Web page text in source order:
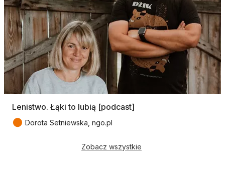
Lenistwo. Łąki to lubią [podcast]
● Dorota Setniewska, ngo.pl
Zobacz wszystkie